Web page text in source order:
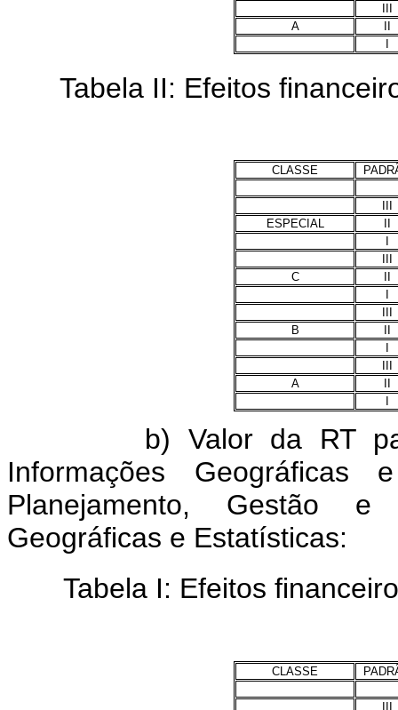
III
A
II
I
Tabela II: Efeitos
CLASSE
ESPECIAL
C
B
A
b) Valor da RT para
Informações
Planejamento, Gestão e
Geográficas e Estatísticas:
Tabela I: Efeitos
CLASSE